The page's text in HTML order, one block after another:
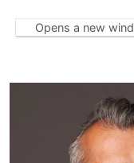
Opens a new